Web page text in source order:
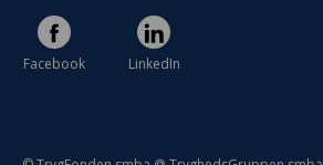
Facebook LinkedIn